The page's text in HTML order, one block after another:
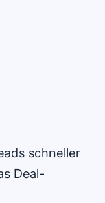
schneller
Deal-